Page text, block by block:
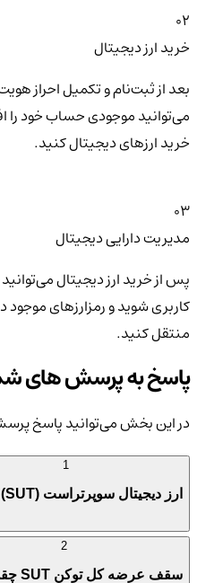
02
خرید ارز دیجیتال
بعد از ثبت‌نام و تکمیل احراز هویت،
می‌توانید موجودی حساب خود را
خرید ارزهای دیجیتال کنید.
03
مدیریت دارایی دیجیتال
پس از خرید ارز دیجیتال
کاربری شوید و رمزارزهای موجود
منتقل کنید.
پاسخ به پرسش های
در این بخش می‌توانید پاسخ
ارز دیجیتال سوپرتراست (SUT) چیست؟
سقف عرضه کل توکن SUT چقدر است؟